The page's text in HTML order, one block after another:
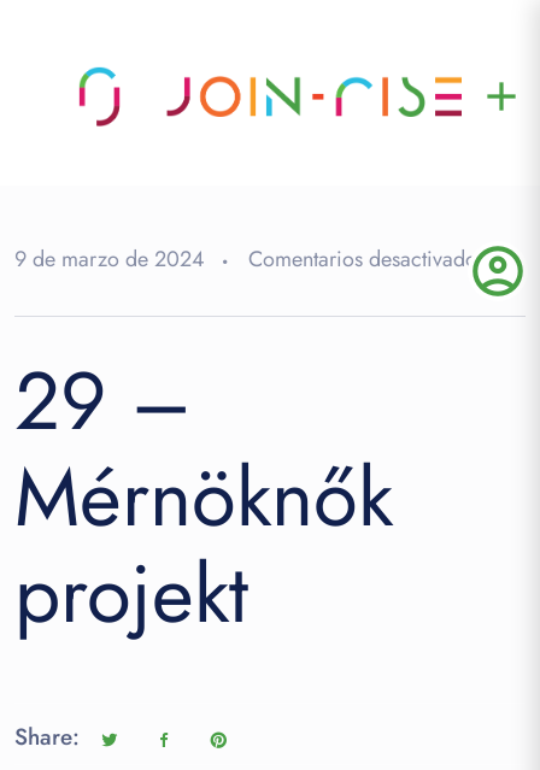
add
9 de marzo de 2024 Comentarios desactivadosen
29
29 –
Mérnöknők
projekt
Share:
account_circle